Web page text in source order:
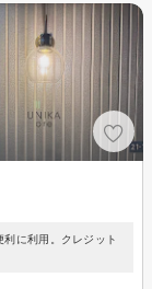
に利用。クレジット